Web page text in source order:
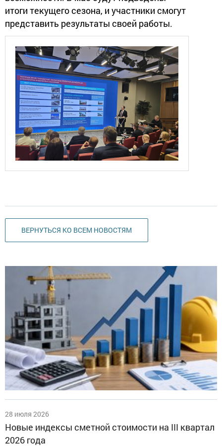
итоги текущего сезона, и участники смогут
представить результаты своей работы.
ВЕРНУТЬСЯ КО ВСЕМ НОВОСТЯМ
28 июля 2026
Новые индексы сметной стоимости на III квартал
2026 года